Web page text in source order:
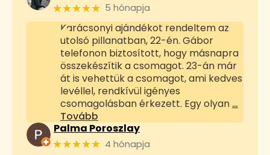
★★★★★ 5 hónapja
Karácsonyi ajándékot rendeltem az
utolsó pillanatban, 22-én. Gábor
telefonon biztosított, hogy másnapra
összekészítik a csomagot. 23-án már
át is vehettük a csomagot, ami kedves
levéllel, rendkívül igényes
csomagolásban érkezett. Egy olyan …
Tovább
Palma Poroszlay
★★★★★ 4 hónapja